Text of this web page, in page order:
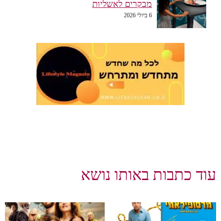
מבקרים לאשליות
6 ביולי 2026
כתבות באותו נושא